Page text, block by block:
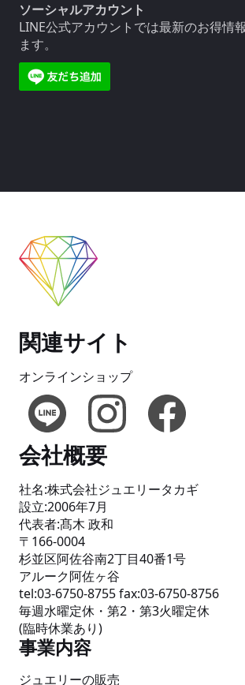
ソーシャルアカウント
LINE公式アカウントでは最新のお得情
ます。
関連サイト
オンラインショップ
会社概要
社名:株式会社ジュエリータカギ
設立:2006年7月
代表者:髙木 政和
〒166-0004
杉並区阿佐谷南2丁目40番1号
アルーク阿佐ヶ谷
tel:03-6750-8755 fax:03-6750-8756
毎週水曜定休・第2・第3火曜定休
(臨時休業あり)
事業内容
ジュエリーの販売